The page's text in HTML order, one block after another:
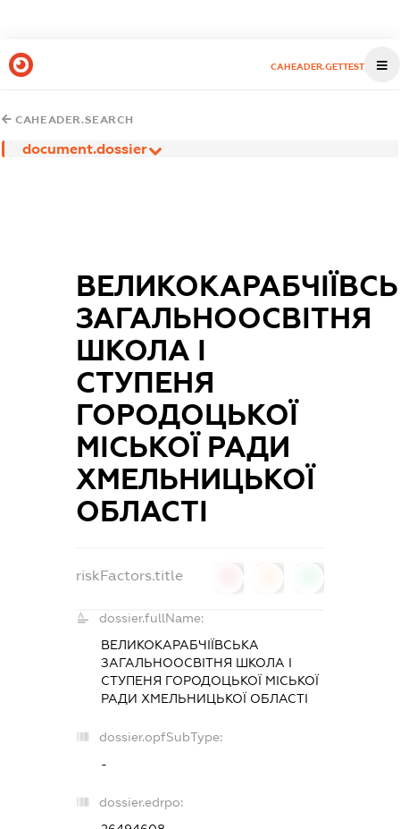
CAHEADER.GETTEST
CAHEADER.SEARCH
document.dossier
ЗАГАЛЬНООСВІТНЯ
ШКОЛА І
СТУПЕНЯ
ГОРОДОЦЬКОЇ
МІСЬКОЇ РАДИ
ХМЕЛЬНИЦЬКОЇ
ОБЛАСТІ
riskFactors.title
dossier.fullName:
ВЕЛИКОКАРАБЧІЇВСЬКА
ЗАГАЛЬНООСВІТНЯ ШКОЛА І
СТУПЕНЯ ГОРОДОЦЬКОЇ МІСЬКОЇ
РАДИ ХМЕЛЬНИЦЬКОЇ ОБЛАСТІ
dossier.opfSubType:
-
dossier.edrpo: